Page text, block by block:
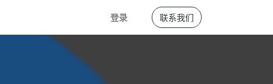
登录 联系我们